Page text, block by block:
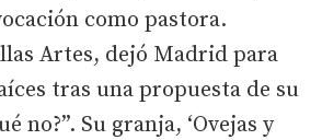
como pastora.
Artes, dejó Madrid para
tras una propuesta de su
no?”. Su granja, ‘Ovejas y